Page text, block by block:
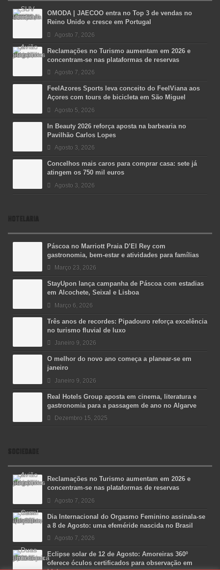
OMODA | JAECOO entra no Top 3 de vendas no
Reino Unido e cresce em Portugal
Agosto 7, 2026
Reclamações no Turismo aumentam em 2026 e
concentram-se nas plataformas de reservas
Agosto 7, 2026
FeelAzores Sports leva conceito do FeelViana aos
Açores com tours de bicicleta em São Miguel
Agosto 5, 2026
In Beauty 2026 reforça aposta na barbearia no
Pavilhão Carlos Lopes
Agosto 3, 2026
Concelhos mais caros para comprar casa: sete já
atingem os 750 mil euros
Agosto 3, 2026
HOTELARIA
Páscoa no Marriott Praia D’El Rey com
gastronomia, bem-estar e atividades para famílias
Março 23, 2026
StayUpon lança campanha de Páscoa com estadias
em Alcochete, Seixal e Lisboa
Março 6, 2026
Três anos de recordes: Pipadouro reforça excelência
no turismo fluvial de luxo
Janeiro 9, 2026
O melhor do novo ano começa a planear-se em
janeiro
Janeiro 9, 2026
Real Hotels Group aposta em cinema, literatura e
gastronomia para a passagem de ano no Algarve
Dezembro 15, 2025
SOCIEDADE
Reclamações no Turismo aumentam em 2026 e
concentram-se nas plataformas de reservas
Agosto 7, 2026
Dia Internacional do Orgasmo Feminino assinala-se
a 8 de Agosto: uma efeméride nascida no Brasil
Agosto 7, 2026
Eclipse solar de 12 de Agosto: Amoreiras 360º
oferece óculos certificados para observação em